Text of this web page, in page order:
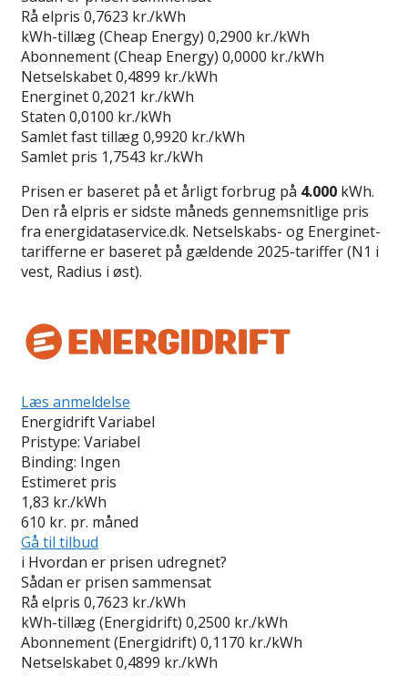
Rå elpris 0,7623 kr./kWh
kWh-tillæg (Cheap Energy) 0,2900 kr./kWh
Abonnement (Cheap Energy) 0,0000 kr./kWh
Netselskabet0,4899 kr./kWh
Energinet0,2021 kr./kWh
Staten 0,0100 kr./kWh
Samlet fast tillæg0,9920 kr./kWh
Samlet pris 1,7543 kr./kWh
Prisen er baseret på et årligt forbrug på 4.000 kWh.
Den rå elpris er sidste måneds gennemsnitlige pris
fra energidataservice.dk. Netselskabs- og Energinet-
tarifferne er baseret på gældende 2025-tariffer (N1 i
vest, Radius i øst).
Læs anmeldelse
Energidrift Variabel
Pristype: Variabel
Binding: Ingen
Estimeret pris
1,83 kr./kWh
610 kr. pr. måned
Gå til tilbud
i Hvordan er prisen udregnet?
Sådan er prisen sammensat
Rå elpris 0,7623 kr./kWh
kWh-tillæg (Energidrift) 0,2500 kr./kWh
Abonnement (Energidrift) 0,1170 kr./kWh
Netselskabet0,4899 kr./kWh